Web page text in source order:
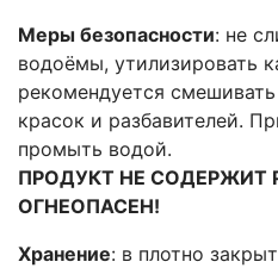
Меры безопасности: не
водоёмы, утилизировать
рекомендуется
красок и разбавителей.
промыть водой.
ПРОДУКТ НЕ СОДЕРЖИТ
ОГНЕОПАСЕН!
Хранение: в плотно